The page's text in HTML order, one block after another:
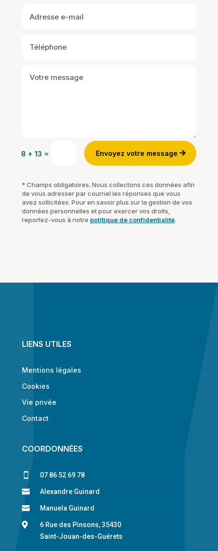
8 + 13 = Envoyez votre message
* Champs obligatoires. Nous collectons ces données afin
de vous adresser par courriel les réponses que vous
avez sollicitées. Pour en savoir plus sur la gestion de vos
données personnelles et pour exercer vos droits,
reportez-vous à notre politique de confidentialité.
LIENS UTILES
Mentions légales
Cookies
Vie privée
Contact
COORDONNÉES
 07 86 52 69 78
 Alexandre Guinard
 Manuela Guinard

6 Rue des Pinsons, 35430
Saint-Jouan-des-Guérets